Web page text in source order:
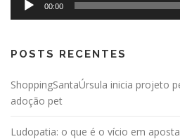
00:00
POSTS RECENTES
ShoppingSantaÚrsula inicia projeto
adoção pet
Ludopatia: o que é o vício em